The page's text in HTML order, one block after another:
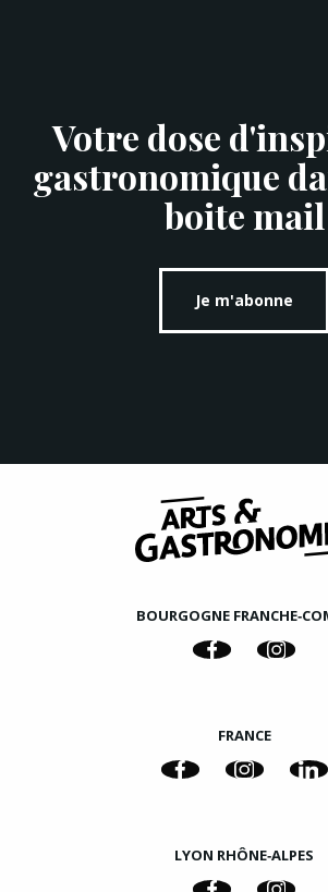
Votre dose
gastronomique
boite mail
Je m'abonne
BOURGOGNE
FRANCE
LYON RHÔNE‑ALPES